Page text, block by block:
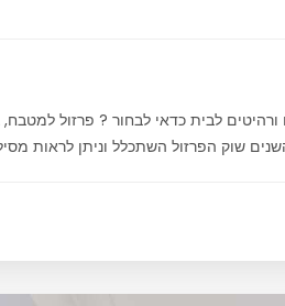
לבית כדאי לבחור ? פרזול למטבח,
שוק הפרזול השתכלל וניתן לראות